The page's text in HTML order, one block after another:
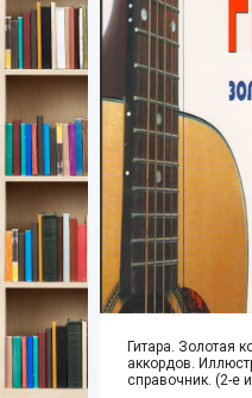
Гитара. Золотая
аккордов.
справочник. (2-е